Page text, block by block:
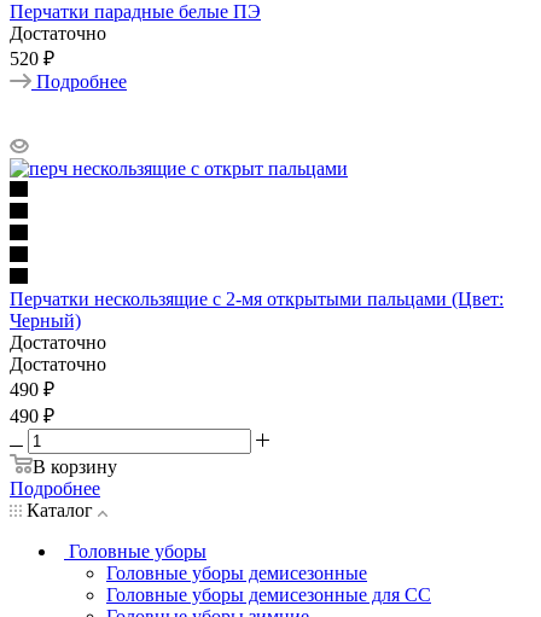
Перчатки парадные белые ПЭ
Достаточно
520 ₽
Подробнее
Перчатки нескользящие с 2-мя открытыми пальцами (Цвет:
Черный)
Достаточно
Достаточно
490 ₽
490 ₽
В корзину
Подробнее
Каталог
Головные уборы
Головные уборы демисезонные
Головные уборы демисезонные для СС